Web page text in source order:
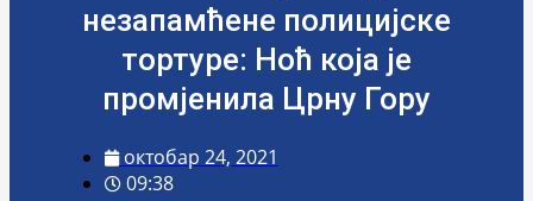
незапамћене полицијске
тортуре: Ноћ која је
промјенила Црну Гору
октобар 24, 2021
09:38